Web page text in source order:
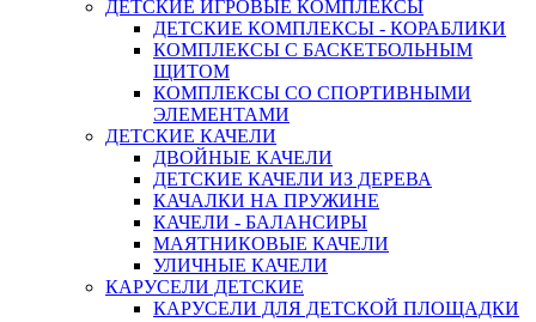
ДЕТСКИЕ ИГРОВЫЕ КОМПЛЕКСЫ
ДЕТСКИЕ КОМПЛЕКСЫ - КОРАБЛИКИ
КОМПЛЕКСЫ С БАСКЕТБОЛЬНЫМ
ЩИТОМ
КОМПЛЕКСЫ СО СПОРТИВНЫМИ
ЭЛЕМЕНТАМИ
ДЕТСКИЕ КАЧЕЛИ
ДВОЙНЫЕ КАЧЕЛИ
ДЕТСКИЕ КАЧЕЛИ ИЗ ДЕРЕВА
КАЧАЛКИ НА ПРУЖИНЕ
КАЧЕЛИ - БАЛАНСИРЫ
МАЯТНИКОВЫЕ КАЧЕЛИ
УЛИЧНЫЕ КАЧЕЛИ
КАРУСЕЛИ ДЕТСКИЕ
КАРУСЕЛИ ДЛЯ ДЕТСКОЙ ПЛОЩАДКИ